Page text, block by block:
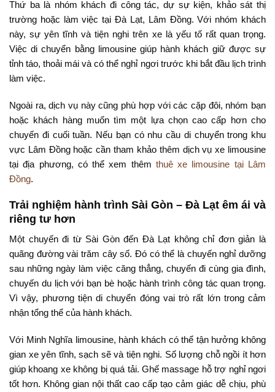
Thứ ba là nhóm khách đi công tác, dự sự kiện, khảo sát thị
trường hoặc làm việc tại Đà Lạt, Lâm Đồng. Với nhóm khách
này, sự yên tĩnh và tiện nghi trên xe là yếu tố rất quan trọng.
Việc di chuyển bằng limousine giúp hành khách giữ được sự
tỉnh táo, thoải mái và có thể nghỉ ngơi trước khi bắt đầu lịch trình
làm việc.
Ngoài ra, dịch vụ này cũng phù hợp với các cặp đôi, nhóm bạn
hoặc khách hàng muốn tìm một lựa chọn cao cấp hơn cho
chuyến đi cuối tuần. Nếu bạn có nhu cầu di chuyển trong khu
vực Lâm Đồng hoặc cần tham khảo thêm dịch vụ xe limousine
tại địa phương, có thể xem thêm thuê xe limousine tại Lâm
Đồng.
Trải nghiệm hành trình Sài Gòn – Đà Lạt êm ái và
riêng tư hơn
Một chuyến đi từ Sài Gòn đến Đà Lạt không chỉ đơn giản là
quãng đường vài trăm cây số. Đó có thể là chuyến nghỉ dưỡng
sau những ngày làm việc căng thẳng, chuyến đi cùng gia đình,
chuyến du lịch với bạn bè hoặc hành trình công tác quan trọng.
Vì vậy, phương tiện di chuyển đóng vai trò rất lớn trong cảm
nhận tổng thể của hành khách.
Với Minh Nghĩa limousine, hành khách có thể tận hưởng không
gian xe yên tĩnh, sạch sẽ và tiện nghi. Số lượng chỗ ngồi ít hơn
giúp khoang xe không bị quá tải. Ghế massage hỗ trợ nghỉ ngơi
tốt hơn. Không gian nội thất cao cấp tạo cảm giác dễ chịu, phù